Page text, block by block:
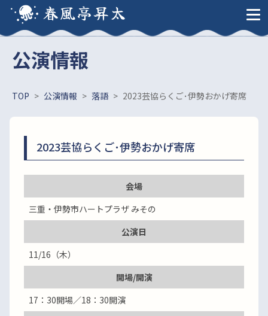
春風亭昇太
公演情報
TOP > 公演情報 > 落語 > 2023芸協らくご･伊勢おかげ寄席
2023芸協らくご･伊勢おかげ寄席
会場
三重・伊勢市ハートプラザ みその
公演日
11/16（木）
開場/開演
17：30開場／18：30開演